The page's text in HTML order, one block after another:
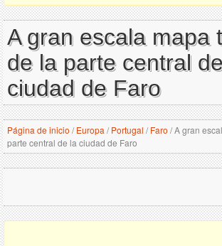
A gran escala mapa
de la parte central
ciudad de Faro
Página de inicio / Europa / Portugal / Faro /A gran
parte central de la ciudad de Faro